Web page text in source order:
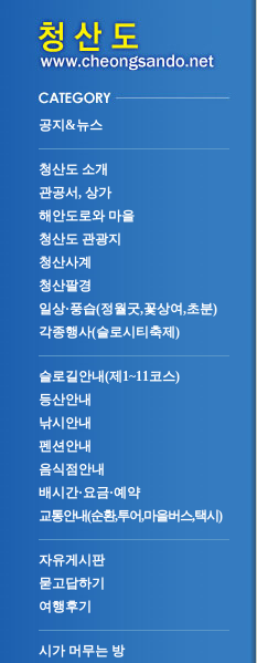
공지&뉴스
청산도 소개
관공서, 상가
해안도로와 마을
청산도 관광지
청산사계
청산팔경
일상·풍습(정월굿,꽃상여,초분)
각종행사(슬로시티축제)
슬로길안내(제1~11코스)
등산안내
낚시안내
펜션안내
음식점안내
배시간·요금·예약
교통안내(순환,투어,마을버스,택시)
자유게시판
묻고답하기
여행후기
시가 머무는 방